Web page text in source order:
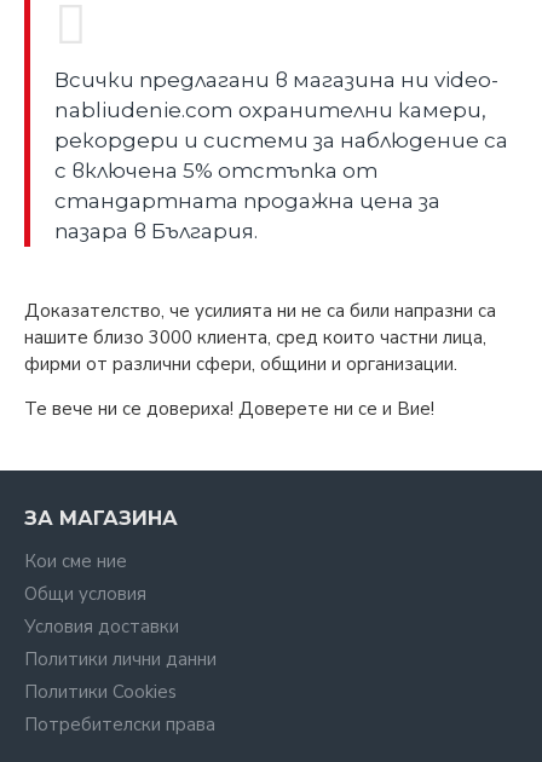
Всички предлагани в магазина ни video-
nabliudenie.com охранителни камери,
рекордери и системи за наблюдение са
с включена 5% отстъпка от
стандартната продажна цена за
пазара в България.
Доказателство, че усилията ни не са били напразни са
нашите близо 3000 клиента, сред които частни лица,
фирми от различни сфери, общини и организации.
Те вече ни се довериха! Доверете ни се и Вие!
ЗА МАГАЗИНА
Кои сме ние
Общи условия
Условия доставки
Политики лични данни
Политики Cookies
Потребителски права